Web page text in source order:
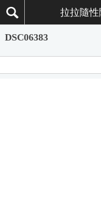
拉拉隨
DSC06383